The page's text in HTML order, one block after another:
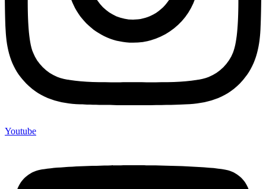
Youtube